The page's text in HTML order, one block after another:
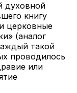
духовной
книгу
церковные
(аналог
такой
проводилось
или